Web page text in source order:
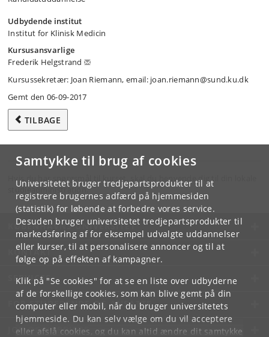
Samtykke til brug af cookies
Universitetet bruger tredjepartsprodukter til at
registrere brugernes adfærd på hjemmesiden
(statistik) for løbende at forbedre vores service.
Desuden bruger universitetet tredjepartsprodukter til
markedsføring af for eksempel udvalgte uddannelser
eller kurser, til at personalisere annoncer og til at
følge op på effekten af kampagner.
Klik på "Se cookies" for at se en liste over udbyderne
af de forskellige cookies, som kan blive gemt på din
computer eller mobil, når du bruger universitetets
hjemmeside. Du kan selv vælge om du vil acceptere
eller afslå cookies, og du kan altid ændre dit samtykke
Udbydende institut
Institut for Klinisk Medicin
Kursusansvarlige
Frederik Helgstrand
Kursussekretær: Joan Riemann, email: joan.riemann@sund.ku.dk
Gemt den 06-09-2017
TILBAGE
Hvis du har spørgsmål til kurset, skal du henvende dig til din lokale
studieadministration.
KØBENHAVNS UNIVERSITET
KONTAKT
SERVICES
FOR STUDERENDE OG ANSATTE
JOB OG KARRIERE